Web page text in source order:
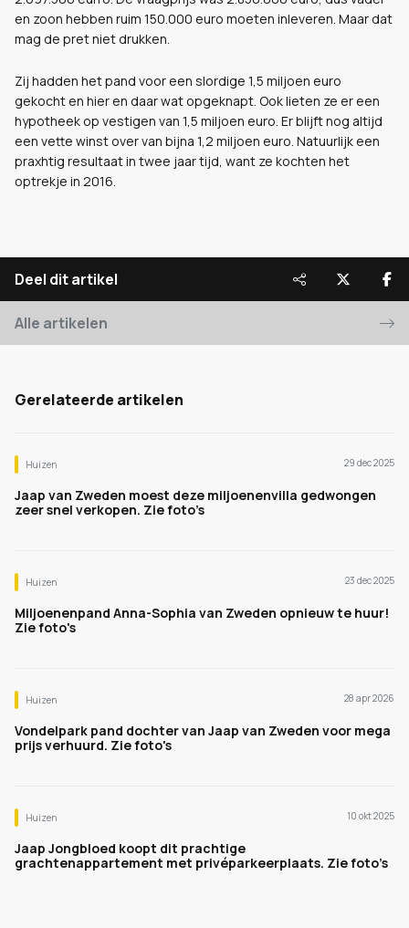
en zoon hebben ruim 150.000 euro moeten inleveren. Maar dat
mag de pret niet drukken.
Zij hadden het pand voor een slordige 1,5 miljoen euro
gekocht en hier en daar wat opgeknapt. Ook lieten ze er een
hypotheek op vestigen van 1,5 miljoen euro. Er blijft nog altijd
een vette winst over van bijna 1,2 miljoen euro. Natuurlijk een
praxhtig resultaat in twee jaar tijd, want ze kochten het
optrekje in 2016.
Deel dit artikel
Alle artikelen
Gerelateerde artikelen
Huizen 29 dec 2025
Jaap van Zweden moest deze miljoenenvilla gedwongen
zeer snel verkopen. Zie foto’s
Huizen 23 dec 2025
Miljoenenpand Anna-Sophia van Zweden opnieuw te huur!
Zie foto's
Huizen 28 apr 2026
Vondelpark pand dochter van Jaap van Zweden voor mega
prijs verhuurd. Zie foto's
Huizen 10 okt 2025
Jaap Jongbloed koopt dit prachtige
grachtenappartement met privéparkeerplaats. Zie foto’s